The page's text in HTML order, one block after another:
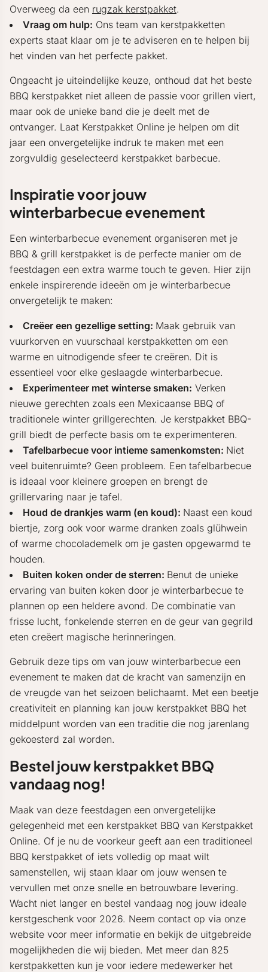
Overweeg da een rugzak kerstpakket.
Vraag om hulp: Ons team van kerstpakketten
experts staat klaar om je te adviseren en te helpen bij
het vinden van het perfecte pakket.
Ongeacht je uiteindelijke keuze, onthoud dat het beste
BBQ kerstpakket niet alleen de passie voor grillen viert,
maar ook de unieke band die je deelt met de
ontvanger. Laat Kerstpakket Online je helpen om dit
jaar een onvergetelijke indruk te maken met een
zorgvuldig geselecteerd kerstpakket barbecue.
Inspiratie voor jouw
winterbarbecue evenement
Een winterbarbecue evenement organiseren met je
BBQ & grill kerstpakket is de perfecte manier om de
feestdagen een extra warme touch te geven. Hier zijn
enkele inspirerende ideeën om je winterbarbecue
onvergetelijk te maken:
Creëer een gezellige setting: Maak gebruik van
vuurkorven en vuurschaal kerstpakketten om een
warme en uitnodigende sfeer te creëren. Dit is
essentieel voor elke geslaagde winterbarbecue.
Experimenteer met winterse smaken: Verken
nieuwe gerechten zoals een Mexicaanse BBQ of
traditionele winter grillgerechten. Je kerstpakket BBQ-
grill biedt de perfecte basis om te experimenteren.
Tafelbarbecue voor intieme samenkomsten: Niet
veel buitenruimte? Geen probleem. Een tafelbarbecue
is ideaal voor kleinere groepen en brengt de
grillervaring naar je tafel.
Houd de drankjes warm (en koud): Naast een koud
biertje, zorg ook voor warme dranken zoals glühwein
of warme chocolademelk om je gasten opgewarmd te
houden.
Buiten koken onder de sterren: Benut de unieke
ervaring van buiten koken door je winterbarbecue te
plannen op een heldere avond. De combinatie van
frisse lucht, fonkelende sterren en de geur van gegrild
eten creëert magische herinneringen.
Gebruik deze tips om van jouw winterbarbecue een
evenement te maken dat de kracht van samenzijn en
de vreugde van het seizoen belichaamt. Met een beetje
creativiteit en planning kan jouw kerstpakket BBQ het
middelpunt worden van een traditie die nog jarenlang
gekoesterd zal worden.
Bestel jouw kerstpakket BBQ
vandaag nog!
Maak van deze feestdagen een onvergetelijke
gelegenheid met een kerstpakket BBQ van Kerstpakket
Online. Of je nu de voorkeur geeft aan een traditioneel
BBQ kerstpakket of iets volledig op maat wilt
samenstellen, wij staan klaar om jouw wensen te
vervullen met onze snelle en betrouwbare levering.
Wacht niet langer en bestel vandaag nog jouw ideale
kerstgeschenk voor 2026. Neem contact op via onze
website voor meer informatie en bekijk de uitgebreide
mogelijkheden die wij bieden. Met meer dan 825
kerstpakketten kun je voor iedere medewerker het